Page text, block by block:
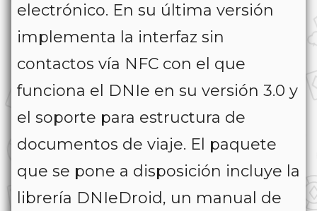
electrónico. En su última versión
implementa la interfaz sin
contactos vía NFC con el que
funciona el DNIe en su versión 3.0 y
el soporte para estructura de
documentos de viaje. El paquete
que se pone a disposición incluye la
librería DNIeDroid, un manual de